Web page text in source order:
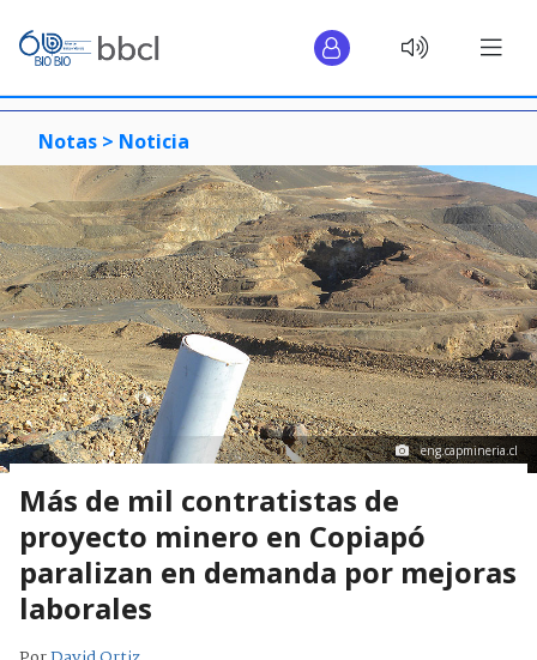
Notas > Noticia
eng.capmineria.cl
Más de mil contratistas de
proyecto minero en Copiapó
paralizan en demanda por mejoras
laborales